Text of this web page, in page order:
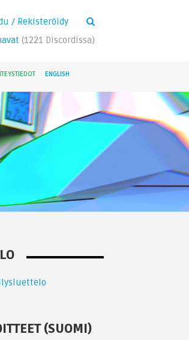
/ Rekisteröidy
(1221 Discordissa)
ENGLISH
(SUOMI)